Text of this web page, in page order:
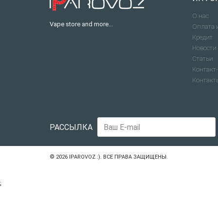
Vape store and more...
О нас
Оплата
Кредит
Новости
Статьи
РАССЫЛКА
© 2026 IPAROVOZ :). ВСЕ ПРАВА ЗАЩИЩЕНЫ.
;